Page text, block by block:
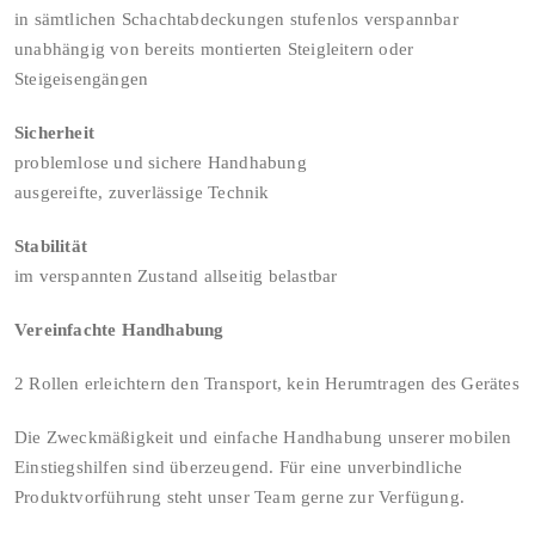
in sämtlichen Schachtabdeckungen stufenlos verspannbar
unabhängig von bereits montierten Steigleitern oder
Steigeisengängen
Sicherheit
problemlose und sichere Handhabung
ausgereifte, zuverlässige Technik
Stabilität
im verspannten Zustand allseitig belastbar
Vereinfachte Handhabung
2 Rollen erleichtern den Transport, kein Herumtragen des Gerätes
Die Zweckmäßigkeit und einfache Handhabung unserer mobilen
Einstiegshilfen sind überzeugend. Für eine unverbindliche
Produktvorführung steht unser Team gerne zur Verfügung.